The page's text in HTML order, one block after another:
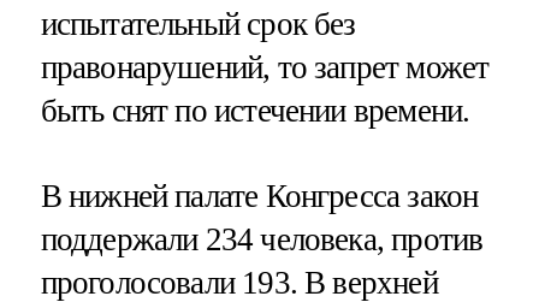
испытательный срок без
правонарушений, то запрет может
быть снят по истечении времени.
В нижней палате Конгресса закон
поддержали 234 человека, против
проголосовали 193. В верхней